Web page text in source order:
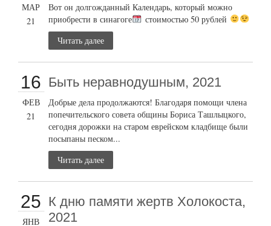
МАР
21
Вот он долгожданный Календарь, который можно
приобрести в синагоге
стоимостью 50 рублей
Читать далее
16
ФЕВ
21
Быть неравнодушным, 2021
Добрые дела продолжаются! Благодаря помощи члена
попечительского совета общины Бориса Ташлыцкого,
сегодня дорожки на старом еврейском кладбище были
посыпаны песком...
Читать далее
25
ЯНВ
К дню памяти жертв Холокоста,
2021